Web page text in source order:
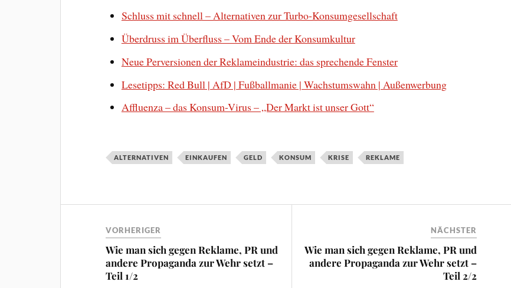
Schluss mit schnell – Alternativen zur Turbo-Konsumgesellschaft
Überdruss im Überfluss – Vom Ende der Konsumkultur
Neue Perversionen der Reklameindustrie: das sprechende Fenster
Lesetipps: Red Bull | AfD | Fußballmanie | Wachstumswahn | Außenwerbung
Affluenza – das Konsum-Virus – „Der Markt ist unser Gott“
ALTERNATIVEN EINKAUFEN GELD KONSUM KRISE REKLAME
VORHERIGER
Wie man sich gegen Reklame, PR und
andere Propaganda zur Wehr setzt –
Teil 1/2
NÄCHSTER
Wie man sich gegen Reklame, PR und
andere Propaganda zur Wehr setzt –
Teil 2/2